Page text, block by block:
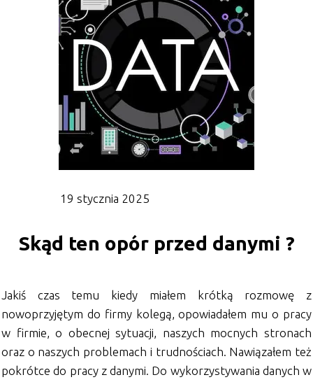
19 stycznia 2025
Skąd ten opór przed danymi ?
Jakiś czas temu kiedy miałem krótką rozmowę z
nowoprzyjętym do firmy kolegą, opowiadałem mu o pracy
w firmie, o obecnej sytuacji, naszych mocnych stronach
oraz o naszych problemach i trudnościach. Nawiązałem też
pokrótce do pracy z danymi. Do wykorzystywania danych w